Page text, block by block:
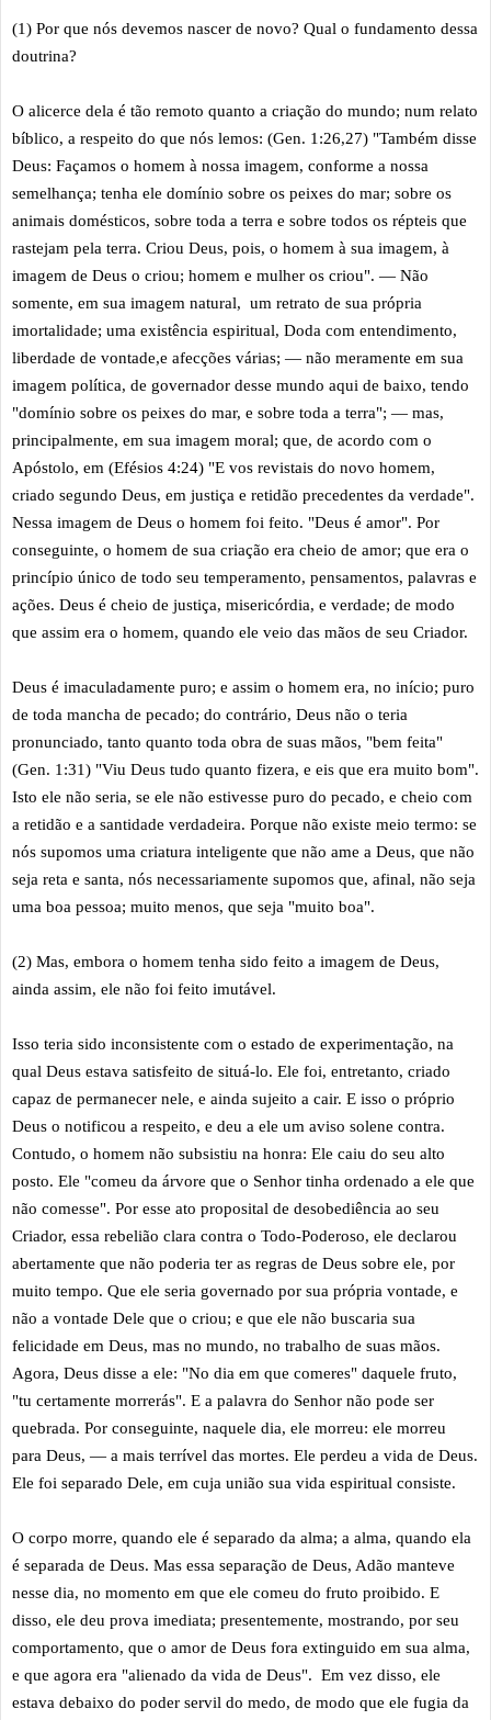
(1) Por que nós devemos nascer de novo? Qual o fundamento dessa
doutrina?
O alicerce dela é tão remoto quanto a criação do mundo; num relato
bíblico, a respeito do que nós lemos: (Gen. 1:26,27) "Também disse
Deus: Façamos o homem à nossa imagem, conforme a nossa
semelhança; tenha ele domínio sobre os peixes do mar; sobre os
animais domésticos, sobre toda a terra e sobre todos os répteis que
rastejam pela terra. Criou Deus, pois, o homem à sua imagem, à
imagem de Deus o criou; homem e mulher os criou". — Não
somente, em sua imagem natural, um retrato de sua própria
imortalidade; uma existência espiritual, Doda com entendimento,
liberdade de vontade,e afecções várias; — não meramente em sua
imagem política, de governador desse mundo aqui de baixo, tendo
"domínio sobre os peixes do mar, e sobre toda a terra"; — mas,
principalmente, em sua imagem moral; que, de acordo com o
Apóstolo, em (Efésios 4:24) "E vos revistais do novo homem,
criado segundo Deus, em justiça e retidão precedentes da verdade".
Nessa imagem de Deus o homem foi feito. "Deus é amor". Por
conseguinte, o homem de sua criação era cheio de amor; que era o
princípio único de todo seu temperamento, pensamentos, palavras e
ações. Deus é cheio de justiça, misericórdia, e verdade; de modo
que assim era o homem, quando ele veio das mãos de seu Criador.
Deus é imaculadamente puro; e assim o homem era, no início; puro
de toda mancha de pecado; do contrário, Deus não o teria
pronunciado, tanto quanto toda obra de suas mãos, "bem feita"
(Gen. 1:31) "Viu Deus tudo quanto fizera, e eis que era muito bom".
Isto ele não seria, se ele não estivesse puro do pecado, e cheio com
a retidão e a santidade verdadeira. Porque não existe meio termo: se
nós supomos uma criatura inteligente que não ame a Deus, que não
seja reta e santa, nós necessariamente supomos que, afinal, não seja
uma boa pessoa; muito menos, que seja "muito boa".
(2) Mas, embora o homem tenha sido feito a imagem de Deus,
ainda assim, ele não foi feito imutável.
Isso teria sido inconsistente com o estado de experimentação, na
qual Deus estava satisfeito de situá-lo. Ele foi, entretanto, criado
capaz de permanecer nele, e ainda sujeito a cair. E isso o próprio
Deus o notificou a respeito, e deu a ele um aviso solene contra.
Contudo, o homem não subsistiu na honra: Ele caiu do seu alto
posto. Ele "comeu da árvore que o Senhor tinha ordenado a ele que
não comesse". Por esse ato proposital de desobediência ao seu
Criador, essa rebelião clara contra o Todo-Poderoso, ele declarou
abertamente que não poderia ter as regras de Deus sobre ele, por
muito tempo. Que ele seria governado por sua própria vontade, e
não a vontade Dele que o criou; e que ele não buscaria sua
felicidade em Deus, mas no mundo, no trabalho de suas mãos.
Agora, Deus disse a ele: "No dia em que comeres" daquele fruto,
"tu certamente morrerás". E a palavra do Senhor não pode ser
quebrada. Por conseguinte, naquele dia, ele morreu: ele morreu
para Deus, — a mais terrível das mortes. Ele perdeu a vida de Deus.
Ele foi separado Dele, em cuja união sua vida espiritual consiste.
O corpo morre, quando ele é separado da alma; a alma, quando ela
é separada de Deus. Mas essa separação de Deus, Adão manteve
nesse dia, no momento em que ele comeu do fruto proibido. E
disso, ele deu prova imediata; presentemente, mostrando, por seu
comportamento, que o amor de Deus fora extinguido em sua alma,
e que agora era "alienado da vida de Deus". Em vez disso, ele
estava debaixo do poder servil do medo, de modo que ele fugia da